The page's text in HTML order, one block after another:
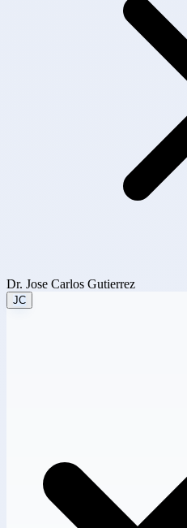
Dr. Jose Carlos Gutierrez
JC